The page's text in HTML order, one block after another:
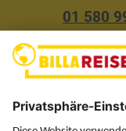
01 580
Über